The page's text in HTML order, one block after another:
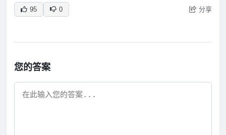
95 0 分享
您的答案